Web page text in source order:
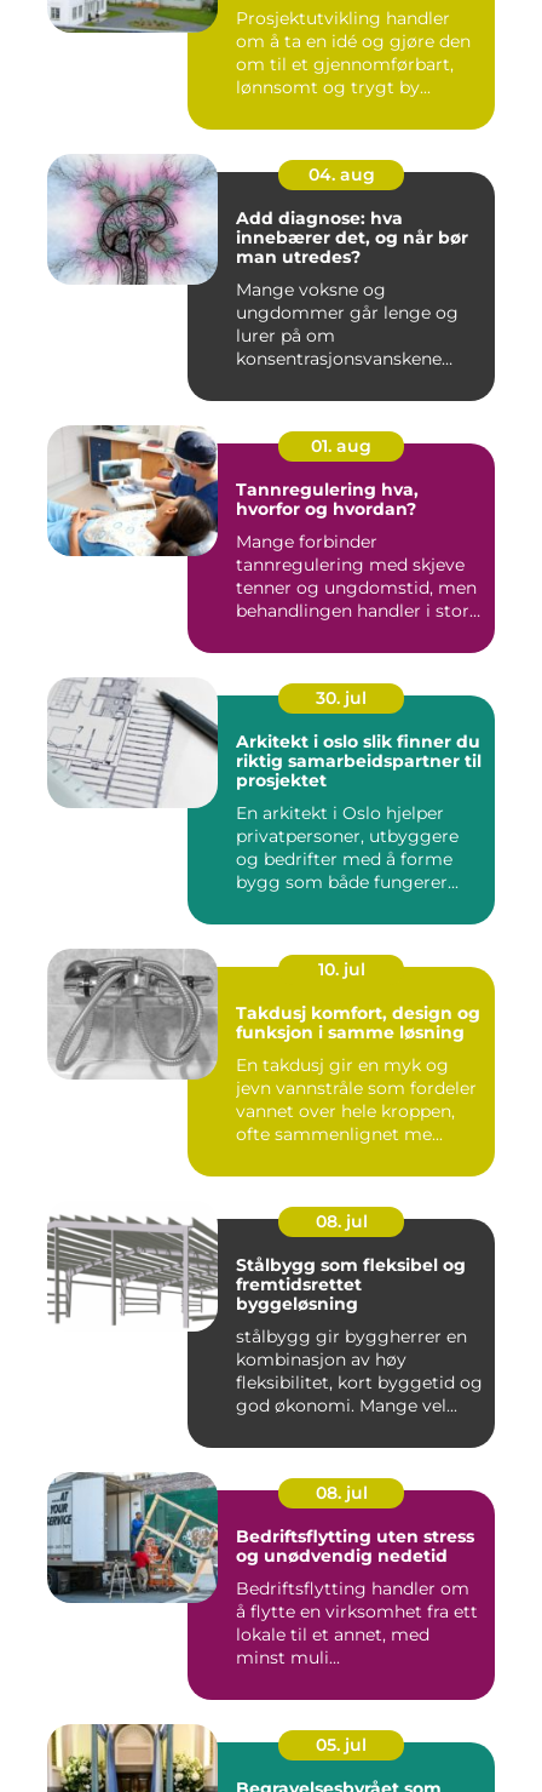
Prosjektutvikling handler
om å ta en idé og gjøre den
om til et gjennomførbart,
lønnsomt og trygt by...
04. aug
Add diagnose: hva
innebærer det, og når bør
man utredes?
Mange voksne og
ungdommer går lenge og
lurer på om
konsentrasjonsvanskene
01. aug
Tannregulering hva,
hvorfor og hvordan?
Mange forbinder
tannregulering med skjeve
tenner og ungdomstid, men
behandlingen handler i stor
30. jul
Arkitekt i oslo slik finner du
riktig samarbeidspartner til
prosjektet
En arkitekt i Oslo hjelper
privatpersoner, utbyggere
og bedrifter med å forme
bygg som både fungerer...
10. jul
Takdusj komfort, design og
funksjon i samme løsning
En takdusj gir en myk og
jevn vannstråle som fordeler
vannet over hele kroppen,
ofte sammenlignet me...
08. jul
Stålbygg som fleksibel og
fremtidsrettet
byggeløsning
stålbygg gir byggherrer en
kombinasjon av høy
fleksibilitet, kort byggetid og
god økonomi. Mange vel...
08. jul
Bedriftsflytting uten stress
og unødvendig nedetid
Bedriftsflytting handler om
å flytte en virksomhet fra ett
lokale til et annet, med
minst muli...
05. jul